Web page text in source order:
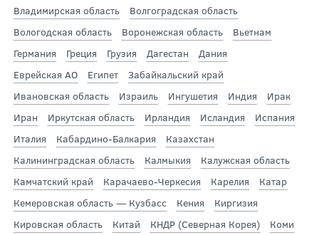
Владимирская область
Волгоградская область
Вологодская область
Воронежская область
Вьетнам
Германия
Греция Грузия Дагестан
Дания
Еврейская АО
Египет
Забайкальский край
Ивановская область
Израиль Ингушетия Индия
Ирак
Иран
Иркутская область Ирландия Исландия
Испания
Италия
Кабардино-Балкария
Казахстан
Калининградская область
Калмыкия
Калужская область
Камчатский край
Карачаево-Черкесия Карелия
Катар
Кемеровская область — Кузбасс
Кения
Киргизия
Кировская область
Китай КНДР (Северная Корея)
Коми